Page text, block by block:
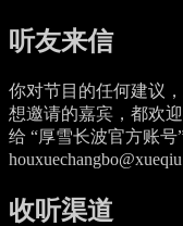
听友来信
你对节目的任何建议
想邀请的嘉宾，都欢
给 “厚雪长波官方账
收听渠道